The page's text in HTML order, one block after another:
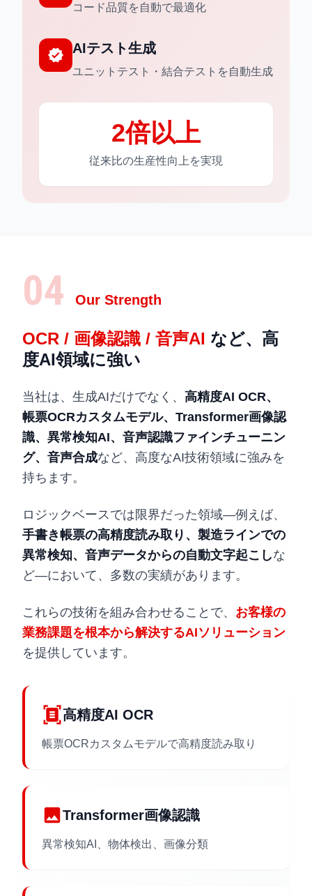
コード品質を自動で最適化
verified AIテスト生成
ユニットテスト・結合テストを自動生成
2倍以上
従来比の生産性向上を実現
document_scanner高精度AI OCR
帳票OCRカスタムモデルで高精度読み取り
imageTransformer画像認識
異常検知AI、物体検出、画像分類
04 Our Strength
OCR / 画像認識 / 音声AI など、高
度AI領域に強い
当社は、生成AIだけでなく、 高精度AI OCR、
帳票OCRカスタムモデル、Transformer画像認
識、異常検知AI、音声認識ファインチューニン
グ、音声合成など、高度なAI技術領域に強みを
持ちます。
ロジックベースでは限界だった領域—例えば、
手書き帳票の高精度読み取り、製造ラインでの
異常検知、音声データからの自動文字起こしな
ど—において、多数の実績があります。
これらの技術を組み合わせることで、 お客様の
業務課題を根本から解決するAIソリューション
を提供しています。